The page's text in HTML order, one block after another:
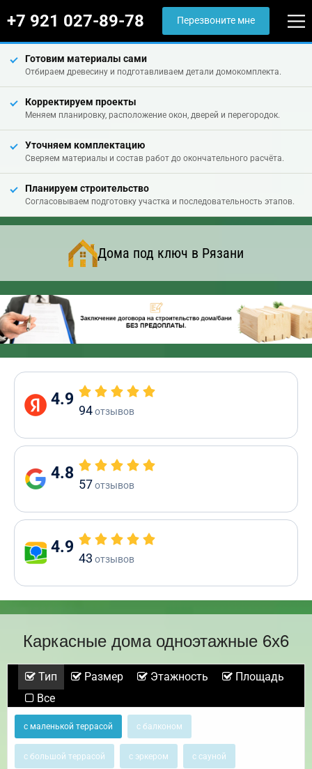
+7 921 027-89-78 Перезвоните мне
Готовим материалы сами
Отбираем древесину и подготавливаем детали домокомплекта.
Корректируем проекты
Меняем планировку, расположение окон, дверей и перегородок.
Уточняем комплектацию
Сверяем материалы и состав работ до окончательного расчёта.
Планируем строительство
Согласовываем подготовку участка и последовательность этапов.
Дома под ключ в Рязани
4.9
94отзывов
4.8
57отзывов
4.9
43 отзывов
Каркасные дома одноэтажные 6х6
Тип Размер Этажность
Площадь
Все
с маленькой террасой с балконом
с большой террасой с эркером с сауной